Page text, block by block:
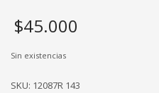
$45.000
Sin existencias
SKU: 12087R 143